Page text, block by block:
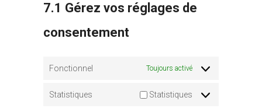
7.1 Gérez vos réglages de
consentement
Fonctionnel Toujours activé
Statistiques Statistiques